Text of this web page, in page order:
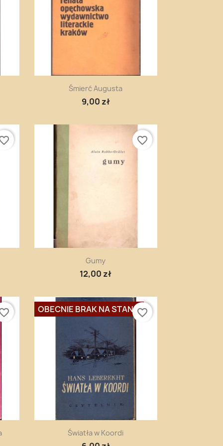
Szybki podgląd
Śmierć Augusta
9,00 zł
Szybki podgląd
Gumy
12,00 zł
favorite_border
Szybki podgląd
Światła w Koordi
OBECNIE BRAK NA STANIEfavorite_border